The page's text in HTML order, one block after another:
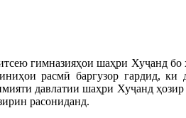
гимназияҳои шаҳри Хуҷанд бо
расмӣ баргузор гардид, ки
давлатии шаҳри Хуҷанд ҳозир
расониданд.